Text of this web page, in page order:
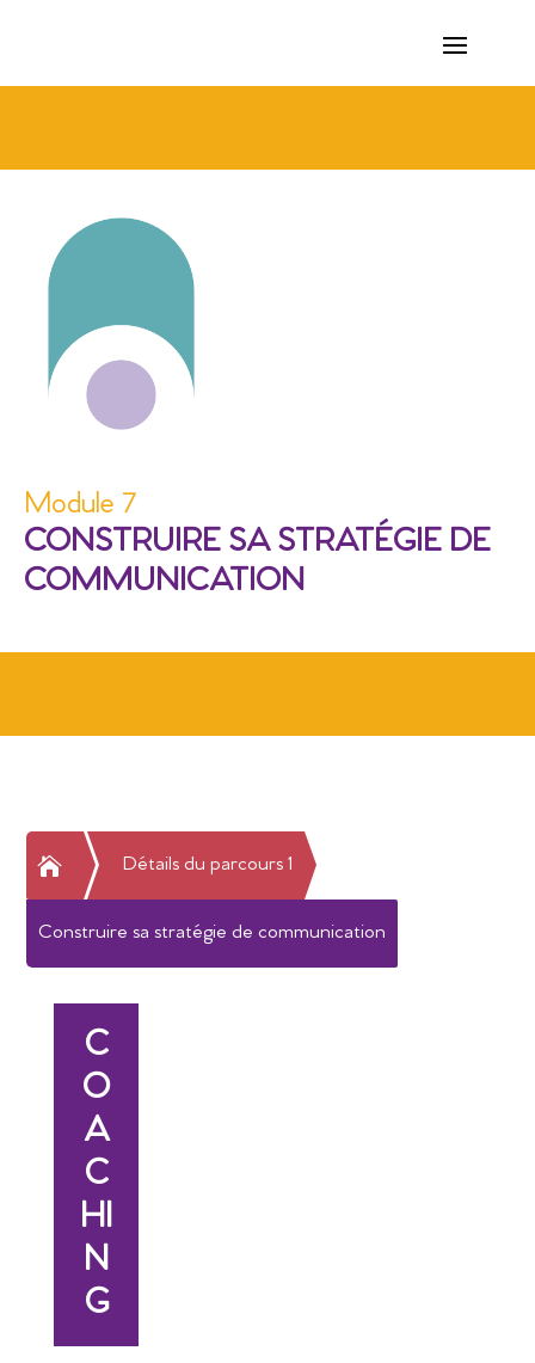
Module 7
CONSTRUIRE SA STRATÉGIE DE
COMMUNICATION
 Détails du parcours 1
Construire sa stratégie de communication
C
O
A
C
HI
N
G